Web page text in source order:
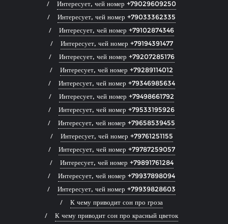
Интересует, чей номер +79029609250
Интересует, чей номер +79033362335
Интересует, чей номер +79102874346
Интересует, чей номер +79194391477
Интересует, чей номер +79207285176
Интересует, чей номер +79289114012
Интересует, чей номер +79346985634
Интересует, чей номер +79498661792
Интересует, чей номер +79533195926
Интересует, чей номер +79658539455
Интересует, чей номер +79761251155
Интересует, чей номер +79787259057
Интересует, чей номер +79891761284
Интересует, чей номер +79937898094
Интересует, чей номер +79939828603
К чему приводит сон про гроза
К чему приводит сон про красный цветок